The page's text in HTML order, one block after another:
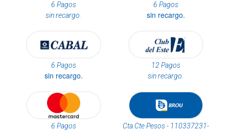
6 Pagos
sin recargo.
6 Pagos
sin recargo.
6 Pagos
sin recargo.
12 Pagos
sin recargo.
6 Pagos
Cta.Cte Pesos - 110337231-